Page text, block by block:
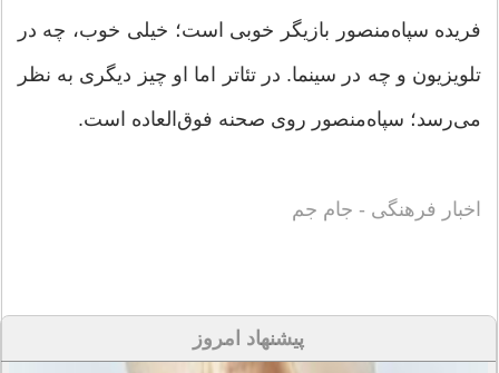
فریده سپاه‌منصور بازیگر خوبی است؛ خیلی خوب، چه در
تلویزیون و چه در سینما. در تئاتر اما او چیز دیگری به نظر
می‌رسد؛ سپاه‌منصور روی صحنه فوق‌العاده است.
اخبار فرهنگی - جام جم
پیشنهاد امروز